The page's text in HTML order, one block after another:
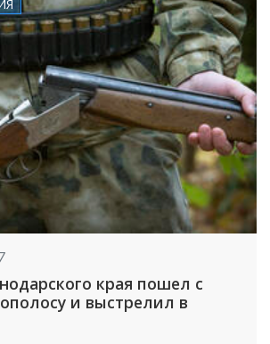
края пошел с
и выстрелил в